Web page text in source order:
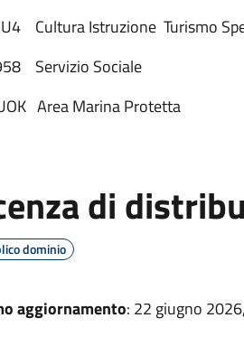
Cultura Istruzione Turismo
Servizio Sociale
Area Marina Protetta
di
dominio
aggiornamento: 22 giugno